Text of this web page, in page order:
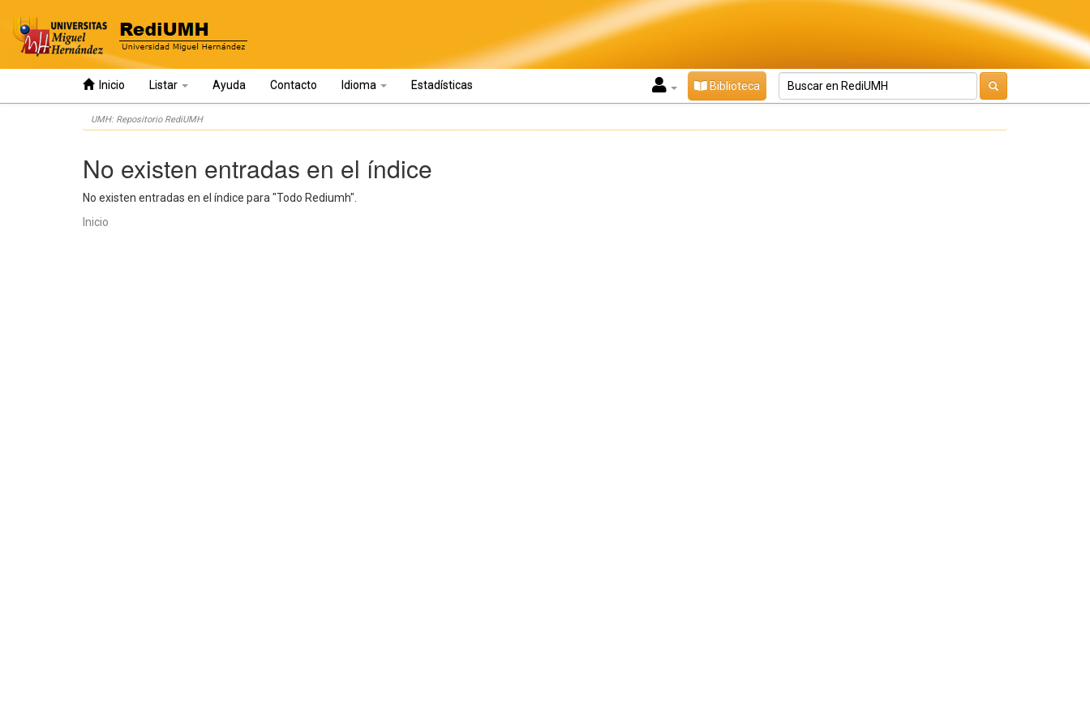
Inicio Listar Ayuda Contacto Idioma Estadísticas Biblioteca
UMH: Repositorio RediUMH
No existen entradas en el índice
No existen entradas en el índice para "Todo Rediumh".
Inicio